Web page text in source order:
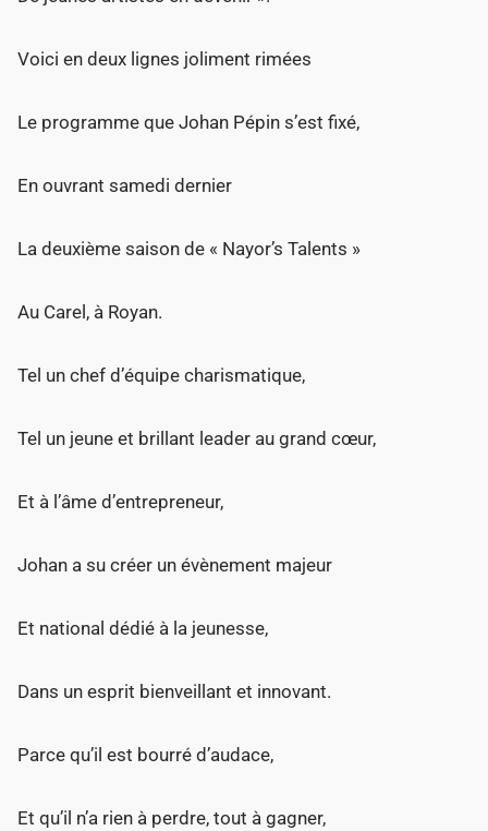
Voici en deux lignes joliment rimées
Le programme que Johan Pépin s’est fixé,
En ouvrant samedi dernier
La deuxième saison de « Nayor’s Talents »
Au Carel, à Royan.
Tel un chef d’équipe charismatique,
Tel un jeune et brillant leader au grand cœur,
Et à l’âme d’entrepreneur,
Johan a su créer un évènement majeur
Et national dédié à la jeunesse,
Dans un esprit bienveillant et innovant.
Parce qu’il est bourré d’audace,
Et qu’il n’a rien à perdre, tout à gagner,